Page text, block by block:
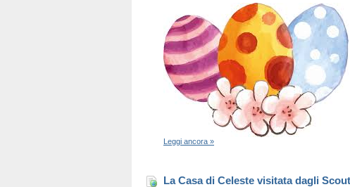
Leggi ancora »
La Casa di Celeste visitata dagli